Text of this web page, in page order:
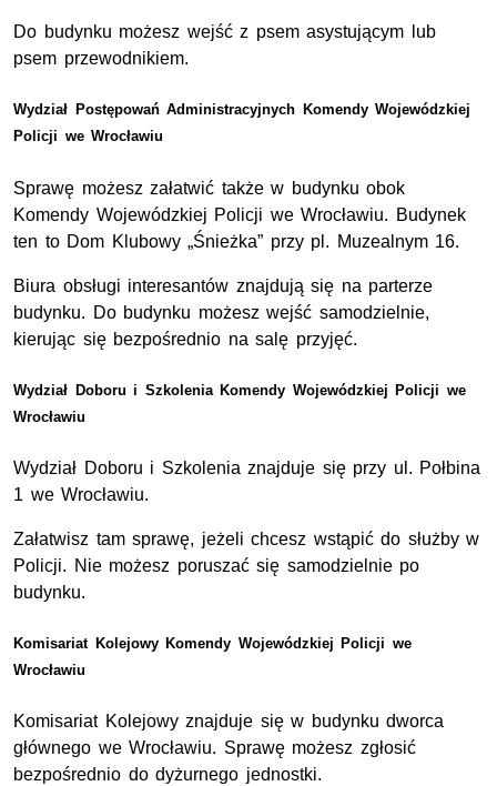
Do budynku możesz wejść z psem asystującym lub
psem przewodnikiem.
Wydział Postępowań Administracyjnych Komendy Wojewódzkiej
Policji we Wrocławiu
Sprawę możesz załatwić także w budynku obok
Komendy Wojewódzkiej Policji we Wrocławiu. Budynek
ten to Dom Klubowy „Śnieżka” przy pl. Muzealnym 16.
Biura obsługi interesantów znajdują się na parterze
budynku. Do budynku możesz wejść samodzielnie,
kierując się bezpośrednio na salę przyjęć.
Wydział Doboru i Szkolenia Komendy Wojewódzkiej Policji we
Wrocławiu
Wydział Doboru i Szkolenia znajduje się przy ul. Połbina
1 we Wrocławiu.
Załatwisz tam sprawę, jeżeli chcesz wstąpić do służby w
Policji. Nie możesz poruszać się samodzielnie po
budynku.
Komisariat Kolejowy Komendy Wojewódzkiej Policji we
Wrocławiu
Komisariat Kolejowy znajduje się w budynku dworca
głównego we Wrocławiu. Sprawę możesz zgłosić
bezpośrednio do dyżurnego jednostki.